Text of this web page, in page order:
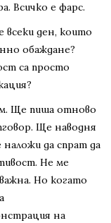
Всичко е фарс.
всеки ден, които
обаждане?
са просто
Ще пиша отново
Ще наводня
да спрат да
Не ме
Но когато
на